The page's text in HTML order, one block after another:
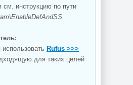
см. инструкцию по пути
Rufus >>>
для таких целей